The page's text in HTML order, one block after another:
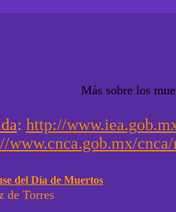
Más sobre los
: http://
www.cnca.gob.mx/
del Día de Muertos
de Torres